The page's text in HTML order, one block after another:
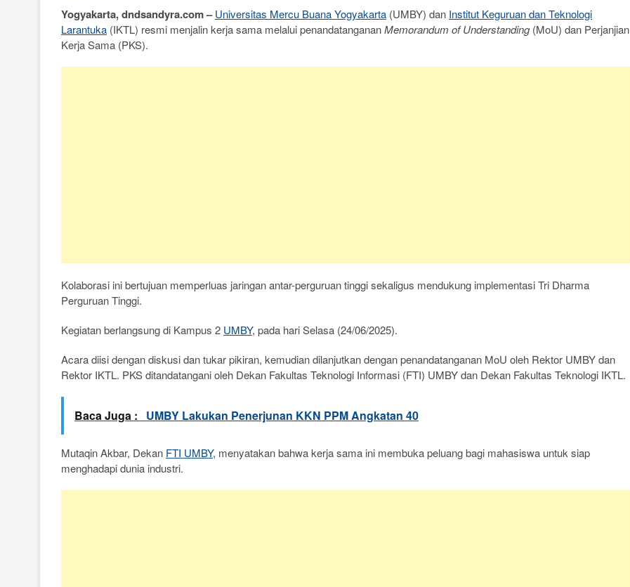
c
e
b
o
i
t
t
e
a
t
s
A
l
e
r
a
i
p
y
i
i
n
a
r
Yogyakarta, dndsandyra.com – Universitas Mercu Buana Yogyakarta (UMBY) dan Institut Keguruan dan Teknologi
Larantuka (IKTL) resmi menjalin kerja sama melalui penandatangananMemorandum of Understanding (MoU) dan Perjanjian
Kerja Sama (PKS).
Kolaborasi ini bertujuan memperluas jaringan antar-perguruan tinggi sekaligus mendukung implementasi Tri Dharma
Perguruan Tinggi.
Kegiatan berlangsung di Kampus 2 UMBY, pada hari Selasa (24/06/2025).
Acara diisi dengan diskusi dan tukar pikiran, kemudian dilanjutkan dengan penandatanganan MoU oleh Rektor UMBY dan
Rektor IKTL. PKS ditandatangani oleh Dekan Fakultas Teknologi Informasi (FTI) UMBY dan Dekan Fakultas Teknologi IKTL.
Baca Juga : UMBY Lakukan Penerjunan KKN PPM Angkatan 40
Mutaqin Akbar, Dekan FTI UMBY, menyatakan bahwa kerja sama ini membuka peluang bagi mahasiswa untuk siap
menghadapi dunia industri.